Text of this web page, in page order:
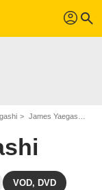
profil search
James Yaegashi : ses Blu-Ray, DVD, VOD, SVOD
VOD, DVD